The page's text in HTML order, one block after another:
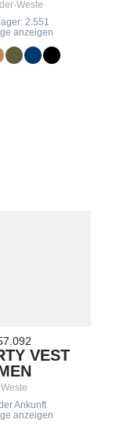
Weste
2.551
anzeigen
VEST
Weste
Ankunft
anzeigen